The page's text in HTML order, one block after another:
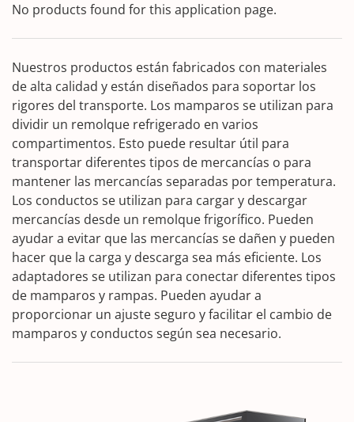
No products found for this application page.
Nuestros productos están fabricados con materiales
de alta calidad y están diseñados para soportar los
rigores del transporte. Los mamparos se utilizan para
dividir un remolque refrigerado en varios
compartimentos. Esto puede resultar útil para
transportar diferentes tipos de mercancías o para
mantener las mercancías separadas por temperatura.
Los conductos se utilizan para cargar y descargar
mercancías desde un remolque frigorífico. Pueden
ayudar a evitar que las mercancías se dañen y pueden
hacer que la carga y descarga sea más eficiente. Los
adaptadores se utilizan para conectar diferentes tipos
de mamparos y rampas. Pueden ayudar a
proporcionar un ajuste seguro y facilitar el cambio de
mamparos y conductos según sea necesario.